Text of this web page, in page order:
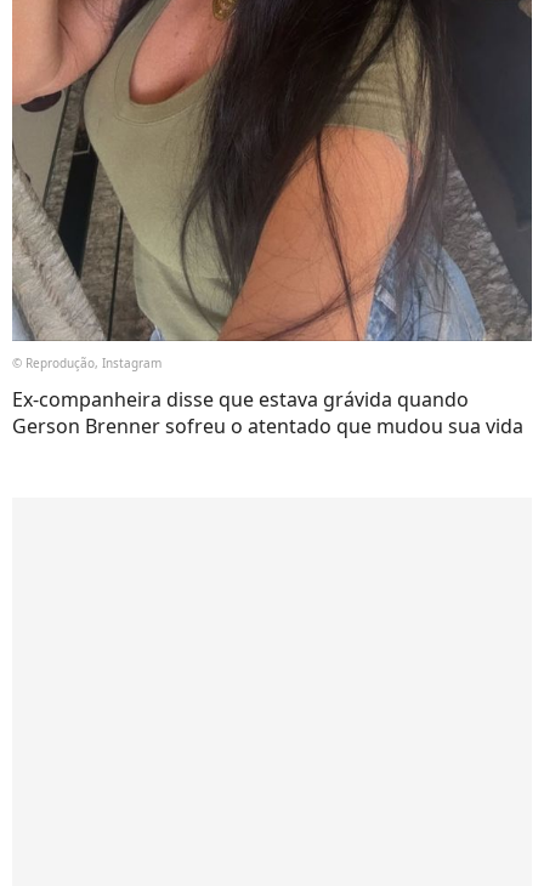
© Reprodução, Instagram
Ex-companheira disse que estava grávida quando
Gerson Brenner sofreu o atentado que mudou sua vida